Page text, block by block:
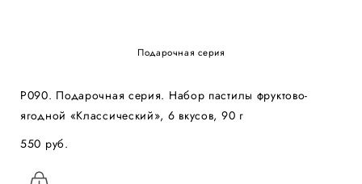
Подарочная серия
Р090. Подарочная серия. Набор пастилы фруктово-
ягодной «Классический», 6 вкусов, 90 г
550 pуб.